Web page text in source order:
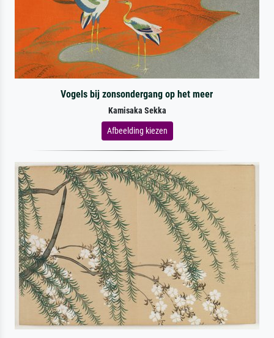
Vogels bij zonsondergang op het meer
Kamisaka Sekka
Afbeelding kiezen